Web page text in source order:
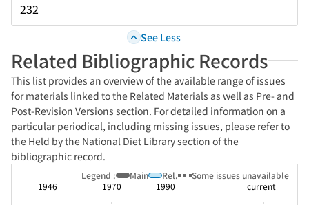
232
See Less
Related Bibliographic Records
This list provides an overview of the available range of issues
for materials linked to the Related Materials as well as Pre- and
Post-Revision Versions section. For detailed information on a
particular periodical, including missing issues, please refer to
the Held by the National Diet Library section of the
bibliographic record.
Legend : Main Rel.
Some issues unavailable
1946
1970 1990 current